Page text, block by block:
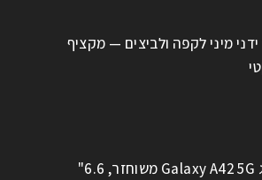
מיני לקפה ולביצים — מקציף
סמסונג Galaxy A42 5G משוחזר, 6.6"